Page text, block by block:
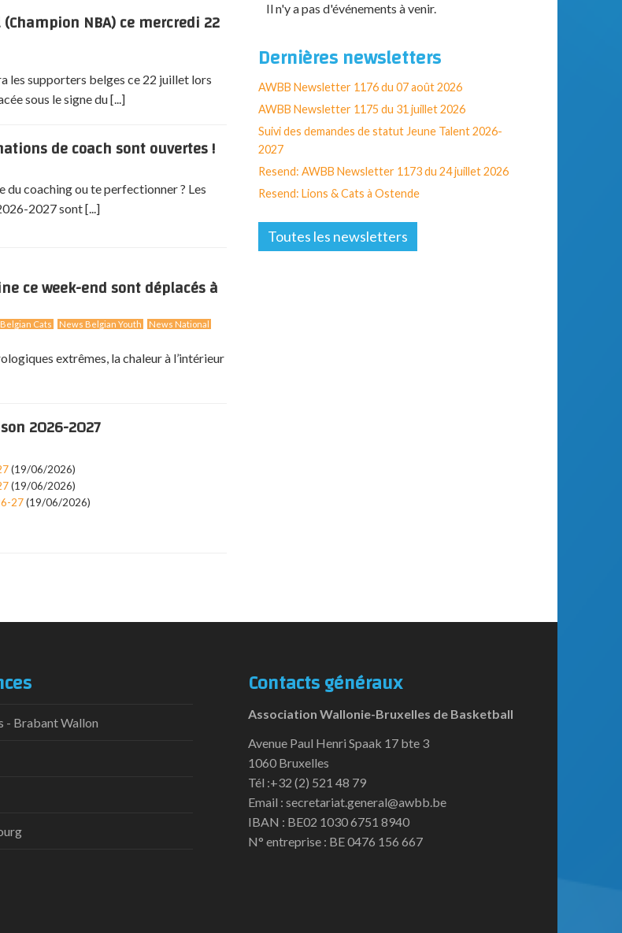
NBA) ce mercredi 22
les supporters belges ce 22 juillet lors
sous le signe du [...]
de coach sont ouvertes !
du coaching ou te perfectionner ? Les
2027 sont [...]
ce week-end sont déplacés à
Cats News Belgian Youth
News National
extrêmes, la chaleur à l’intérieur
2026-2027
(19/06/2026)
(19/06/2026)
27(19/06/2026)
Il n'y a pas d'événements à venir.
Dernières newsletters
AWBB Newsletter 1176 du 07 août 2026
AWBB Newsletter 1175 du 31 juillet 2026
Suivi des demandes de statut Jeune Talent 2026-
2027
Resend: AWBB Newsletter 1173 du 24 juillet 2026
Resend: Lions & Cats à Ostende
Toutes les newsletters
- Brabant Wallon
Contacts généraux
Association Wallonie-Bruxelles de Basketball
Avenue Paul Henri Spaak 17 bte 3
1060 Bruxelles
Tél :+32 (2) 521 48 79
Email : secretariat.general@awbb.be
IBAN : BE02 1030 6751 8940
N° entreprise : BE 0476 156 667